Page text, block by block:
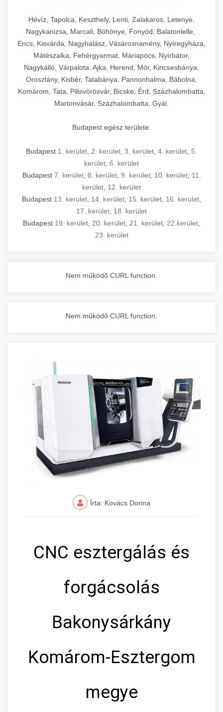
Hévíz, Tapolca, Keszthely, Lenti, Zalakaros, Letenye,
Nagykanizsa, Marcali, Böhönye, Fonyód, Balatonlelle,
Encs, Kisvárda, Nagyhalász, Vásárosnamény, Nyíregyháza,
Mátészalka, Fehérgyarmat, Máriapócs, Nyírbátor,
Nagykálló, Várpalota, Ajka, Herend, Mór, Kincsesbánya,
Oroszlány, Kisbér, Tatabánya, Pannonhalma, Bábolna,
Komárom, Tata, Pilisvörösvár, Bicske, Érd, Százhalombatta,
Martonvásár, Százhalombatta, Gyál.
Budapest egész területe:
Budapest 1. kerület 2. kerület 3. kerület 4. kerület 5.
kerület 6. kerület
Budapest 7. kerület, 8. kerület, 9. kerület, 10. kerület, 11.
kerület 12. kerület
Budapest 13. kerület 14. kerület 15. kerület 16. kerület
17. kerület 18. kerület
Budapest 19. kerület 20. kerület 21. kerület 22.kerület
23. kerület
Nem működő CURL function.
Nem működő CURL function.
Írta: Kovács Dorina
CNC esztergálás és
forgácsolás
Bakonysárkány
Komárom-Esztergom
megye